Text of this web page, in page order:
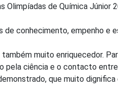
Olimpíadas de Química
conhecimento, empenho e
muito enriquecedor.
ciência e o contacto
que muito dignifica